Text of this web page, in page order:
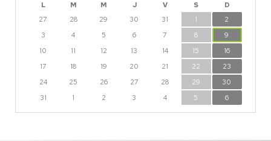
L M M J V S
D
27
28 29 30 31 1
2
3
4 5 6 7 8
9
10
11 12 13 14 15
16
17
18 19 20 21 22
23
24
25 26 27 28 29
30
31
1 2 3 4 5 6